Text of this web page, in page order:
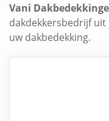
Vani
dakdekkersbedrijf
uw dakbedekking.